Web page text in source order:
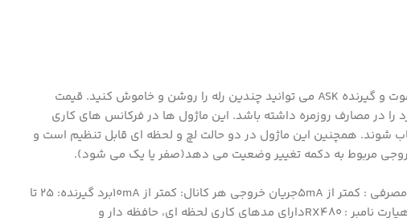
کاربرد این ماژول ها در ریموت کنترلرها می باشد. شما به سادگی از طریق یک فرستنده ریموت و گیرنده ASK می توانید چندین رله را روشن و خاموش کنید. قیمت
کاربرد را در مصارف روزمره داشته باشد. این ماژول ها در فرکانس های کاری
شوند. همچنین این ماژول در دو حالت لچ و لحظه ای قابل تنظیم است و
خروجی مربوط به دکمه تغییر وضعیت می دهد(صفر یا یک می شود).
دمای کاری : 25- ~ 75+سرعت انتقال دیتا : 2.4Kbpsحساسیت گیرنده: -108 دسی بلجریان مصرفی : کمتر از 5mAجریان خروجی هر کانال: کمتر از 10mAبرد گیرنده: 25 تا
50 مترولتاژ کاری : 5V – 3.3Vفرکانس حامل : 433Mhzمدلاسیون : ASKنوع کاربرد : گیرندهپارت نامبر : RX480دارای مدهای کاری لحظه ای، حافظه دار و